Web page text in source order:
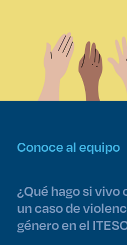
Conoce al equipo
¿Qué hago si vivo
un caso de
género en el